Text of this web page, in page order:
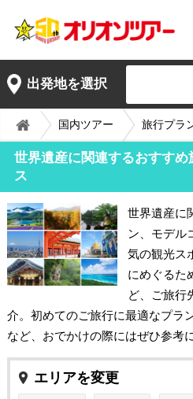
出発地を選択
国内ツアー 旅行プラ
世界遺産に関連するおすす
ス
世界遺産に
ン、モデル
気の観光ス
にめぐるた
ど、ご旅行
介。初めてのご旅行に最適なプラ
など、おでかけの際にはぜひ参考
エリアを変更